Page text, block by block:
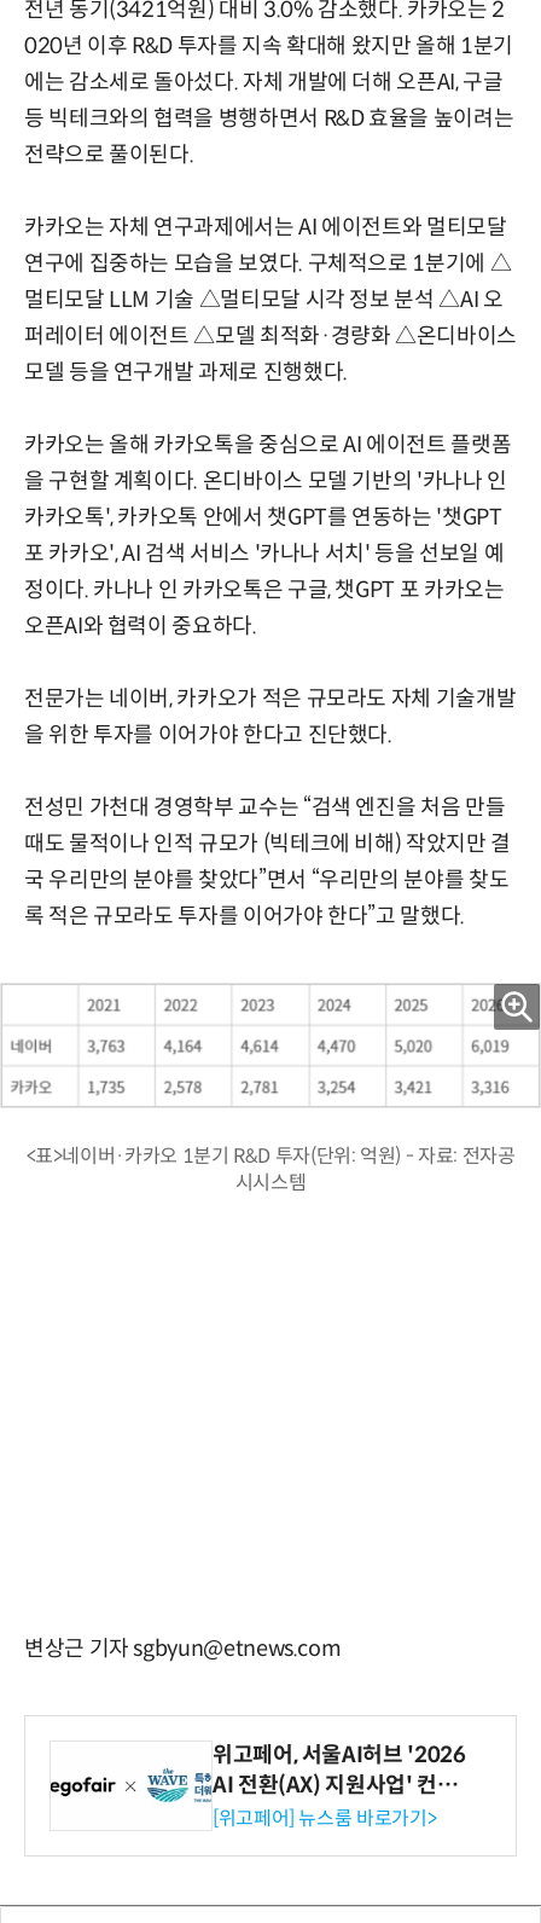
전년 동기(3421억원) 대비 3.0% 감소했다. 카카오는 2
020년 이후 R&D 투자를 지속 확대해 왔지만 올해 1분기
에는 감소세로 돌아섰다. 자체 개발에 더해 오픈AI, 구글
등 빅테크와의 협력을 병행하면서 R&D 효율을 높이려는
전략으로 풀이된다.
카카오는 자체 연구과제에서는 AI 에이전트와 멀티모달
연구에 집중하는 모습을 보였다. 구체적으로 1분기에 △
멀티모달 LLM 기술 △멀티모달 시각 정보 분석 △AI 오
퍼레이터 에이전트 △모델 최적화·경량화 △온디바이스
모델 등을 연구개발 과제로 진행했다.
카카오는 올해 카카오톡을 중심으로 AI 에이전트 플랫폼
을 구현할 계획이다. 온디바이스 모델 기반의 '카나나 인
카카오톡', 카카오톡 안에서 챗GPT를 연동하는 '챗GPT
포 카카오', AI 검색 서비스 '카나나 서치' 등을 선보일 예
정이다. 카나나 인 카카오톡은 구글, 챗GPT 포 카카오는
오픈AI와 협력이 중요하다.
전문가는 네이버, 카카오가 적은 규모라도 자체 기술개발
을 위한 투자를 이어가야 한다고 진단했다.
전성민 가천대 경영학부 교수는 “검색 엔진을 처음 만들
때도 물적이나 인적 규모가 (빅테크에 비해) 작았지만 결
국 우리만의 분야를 찾았다”면서 “우리만의 분야를 찾도
록 적은 규모라도 투자를 이어가야 한다”고 말했다.
<표>네이버·카카오 1분기 R&D 투자(단위: 억원) - 자료: 전자공
시시스템
변상근 기자 sgbyun@etnews.com
위고페어, 서울AI허브 '2026
AI 전환(AX) 지원사업' 컨소
시엄 선정
[위고페어] 뉴스룸 바로가기>